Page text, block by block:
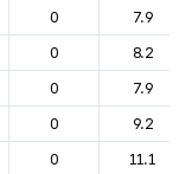
0
7.9
0
8.2
0
7.9
0
9.2
0
11.1